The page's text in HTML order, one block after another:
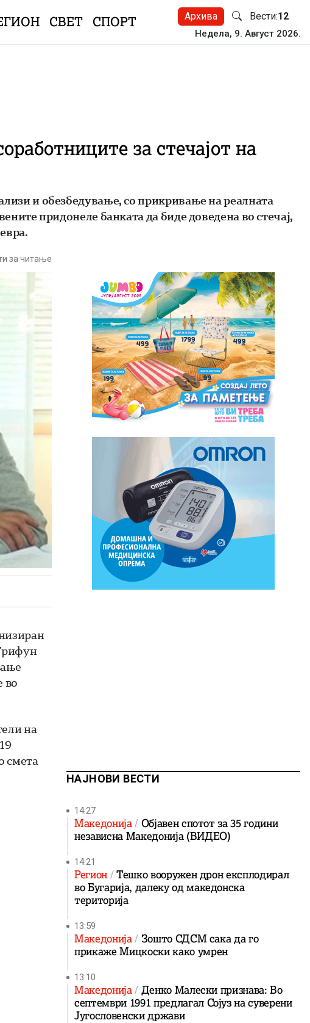
СВЕТ СПОРТ Архива Вести:12
Недела, 9. Август 2026.
за стечајот на
и обезбедување, со прикривање на реалната
придонеле банката да биде доведена во стечај,
за читање
во
на
смета
НАЈНОВИ ВЕСТИ
14:27
Македонија Објавен спотот за 35 години
независна Македонија (ВИДЕО)
14:21
Регион
Тешко вооружен дрон експлодирал
во Бугарија, далеку од македонска
територија
13:59
Македонија Зошто СДСМ сака да го
прикаже Мицкоски како умрен
13:10
Македонија Денко Малески признава: Во
септември 1991 предлагал Сојуз на суверени
Југословенски држави